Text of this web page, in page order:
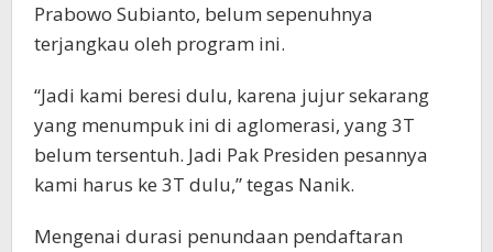
Prabowo Subianto, belum sepenuhnya
terjangkau oleh program ini.
“Jadi kami beresi dulu, karena jujur sekarang
yang menumpuk ini di aglomerasi, yang 3T
belum tersentuh. Jadi Pak Presiden pesannya
kami harus ke 3T dulu,” tegas Nanik.
Mengenai durasi penundaan pendaftaran